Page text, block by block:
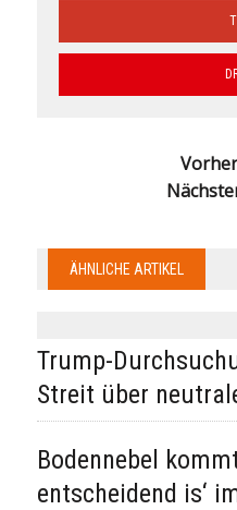
ÄHNLICHE ARTIKEL
Trump-
Streit über
Bodennebel
entscheidend is‘